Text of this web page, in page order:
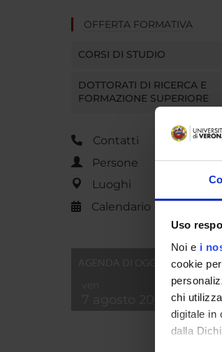
Uso
Noi e i
cookie
chi
digitale in
dalla
OFFERTA FORMATIVA
CORSI DI STUDIO
DOTTORATI DI RICERCA E
FORMAZIONE SUPERIORE
Contatti
Persone
Luoghi
Calendario